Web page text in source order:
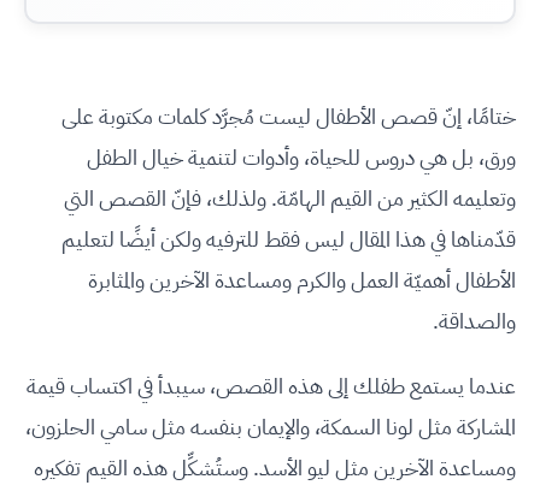
ختامًا، إنّ قصص الأطفال ليست مُجرَّد كلمات مكتوبة على
ورق، بل هي دروس للحياة، وأدوات لتنمية خيال الطفل
وتعليمه الكثير من القيم الهامّة. ولذلك، فإنّ القصص التي
قدّمناها في هذا المقال ليس فقط للترفيه ولكن أيضًا لتعليم
الأطفال أهميّة العمل والكرم ومساعدة الآخرين والمثابرة
والصداقة.
عندما يستمع طفلك إلى هذه القصص، سيبدأ في اكتساب قيمة
المشاركة مثل لونا السمكة، والإيمان بنفسه مثل سامي الحلزون،
ومساعدة الآخرين مثل ليو الأسد. وستُشكِّل هذه القيم تفكيره